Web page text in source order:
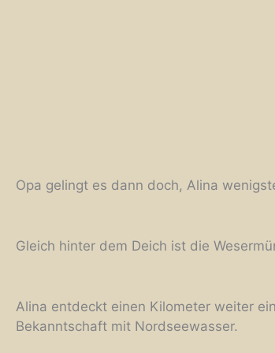
Opa gelingt es dann doch, Alina
Gleich hinter dem Deich ist die
Alina entdeckt einen Kilometer weiter
Bekanntschaft mit Nordseewasser.